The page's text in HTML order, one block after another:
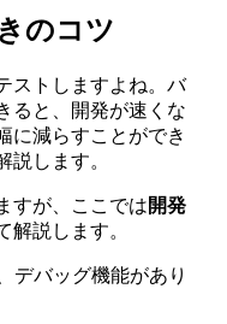
のコツ
ストしますよね。バ
ると、開発が速くな
に減らすことができ
説します。
すが、ここでは開発
解説します。
デバッグ機能があり